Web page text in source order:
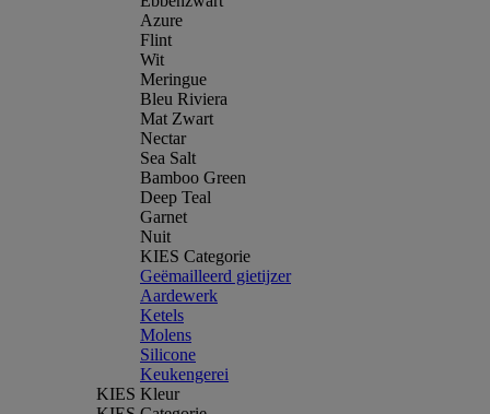
Azure
Flint
Wit
Meringue
Bleu Riviera
Mat Zwart
Nectar
Sea Salt
Bamboo Green
Deep Teal
Garnet
Nuit
KIES Categorie
Geëmailleerd gietijzer
Aardewerk
Ketels
Molens
Silicone
Keukengerei
KIES Kleur